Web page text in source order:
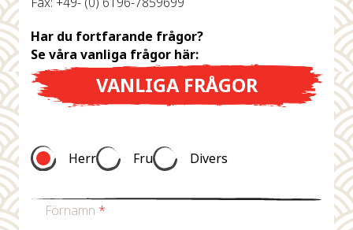
Har du fortfarande frågor?
Se våra vanliga frågor här:
VANLIGA FRÅGOR
Herr Fru Divers
Förnamn *